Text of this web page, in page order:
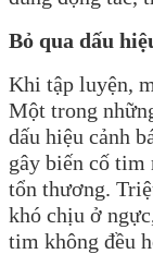
Bỏ qua dấu
Khi tập luyện,
Một trong
dấu hiệu cảnh
gây biến cố tim
tổn thương.
khó chịu ở
tim không đều